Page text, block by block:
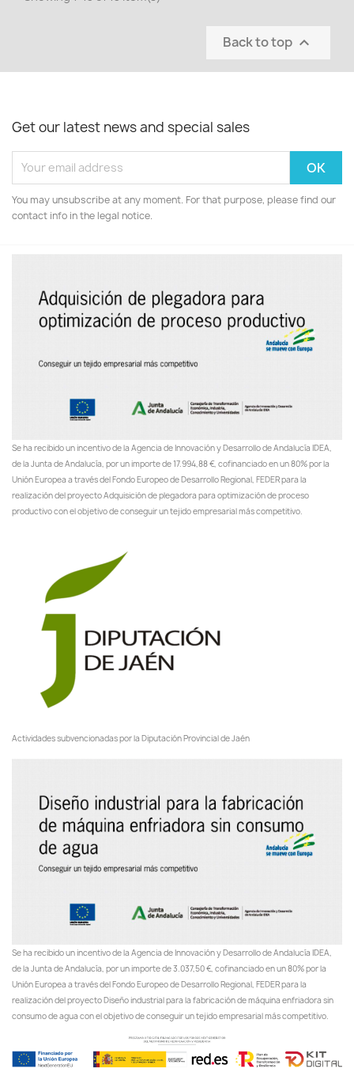
Back to top 
Get our latest news and special sales
You may unsubscribe at any moment. For that purpose, please find our
contact info in the legal notice.
Se ha recibido un incentivo de la Agencia de Innovación y Desarrollo de Andalucía IDEA,
de la Junta de Andalucía, por un importe de 17.994,88 €, cofinanciado en un 80% por la
Unión Europea a través del Fondo Europeo de Desarrollo Regional, FEDER para la
realización del proyecto Adquisición de plegadora para optimización de proceso
productivo con el objetivo de conseguir un tejido empresarial más competitivo.
Actividades subvencionadas por la Diputación Provincial de Jaén
Se ha recibido un incentivo de la Agencia de Innovación y Desarrollo de Andalucía IDEA,
de la Junta de Andalucía, por un importe de 3.037,50 €, cofinanciado en un 80% por la
Unión Europea a través del Fondo Europeo de Desarrollo Regional, FEDER para la
realización del proyecto Diseño industrial para la fabricación de máquina enfriadora sin
consumo de agua con el objetivo de conseguir un tejido empresarial más competitivo.